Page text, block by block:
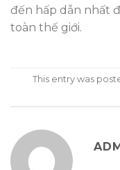
đến hấp dẫn nhất
toàn thế giới.
This entry was